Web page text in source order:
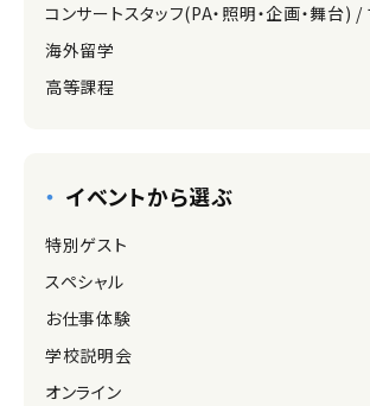
コンサートスタッフ(PA・照明・企画・舞台)
海外留学
高等課程
イベントから選ぶ
特別ゲスト
スペシャル
お仕事体験
学校説明会
オンライン